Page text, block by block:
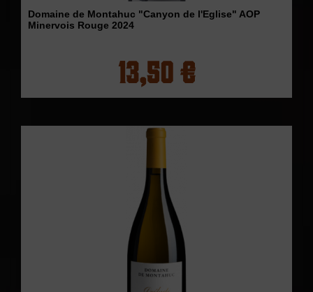
Domaine de Montahuc "Canyon de l'Eglise" AOP
Minervois Rouge 2024
13,50 €